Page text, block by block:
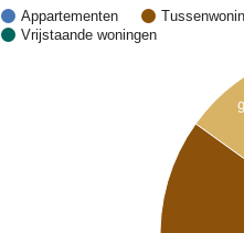
Appartementen
Vrijstaande woningen